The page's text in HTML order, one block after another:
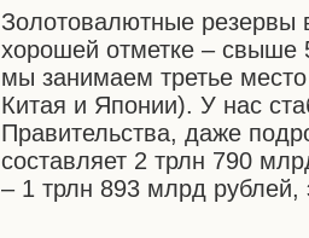
Золотовалютные резервы
хорошей отметке – свыше
мы занимаем третье
Китая и Японии). У нас
Правительства, даже
составляет 2 трлн 790
– 1 трлн 893 млрд рублей,